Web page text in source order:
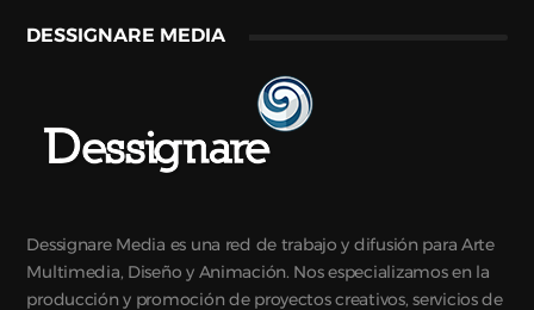
DESSIGNARE MEDIA
Dessignare Media es una red de trabajo y difusión para Arte
Multimedia, Diseño y Animación. Nos especializamos en la
producción y promoción de proyectos creativos, servicios de